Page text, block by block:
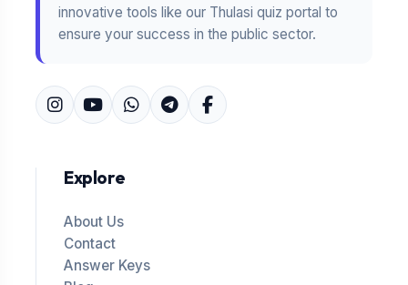
innovative tools like our Thulasi quiz portal to
ensure your success in the public sector.
Explore
About Us
Contact
Answer Keys